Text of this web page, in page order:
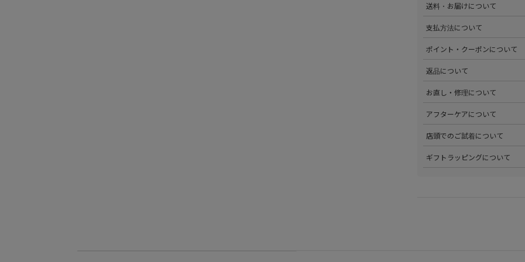
部サイズタブか、または
送料・お届けについて
ださい。
支払方法について
・クレジットカード払い（
・PayPay
分割払いやご利用可能なクレ
ポイント・クーポンについて
す。
発行中のクーポンはマイペー
返品について
確認ください。
お直し・修理について
>修理については内容を確認
詳しくはこちらをご覧ください
アフターケアについて
店頭でのご試着について
くはこちらをご覧ください。
ギフトラッピングについて